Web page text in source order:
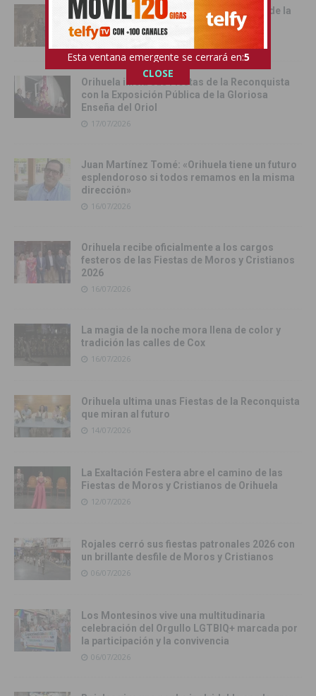
Cox vive su día grande con la procesión de la
Virgen del Carmen
17/07/2026
Orihuela inicia sus Fiestas de la Reconquista
con la Exposición Pública de la Gloriosa
Enseña del Oriol
17/07/2026
Juan Martínez Tomé: «Orihuela tiene un futuro
esplendoroso si todos remamos en la misma
dirección»
16/07/2026
Orihuela recibe oficialmente a los cargos
festeros de las Fiestas de Moros y Cristianos
2026
16/07/2026
La magia de la noche mora llena de color y
tradición las calles de Cox
16/07/2026
Orihuela ultima unas Fiestas de la Reconquista
que miran al futuro
14/07/2026
La Exaltación Festera abre el camino de las
Fiestas de Moros y Cristianos de Orihuela
12/07/2026
Rojales cerró sus fiestas patronales 2026 con
un brillante desfile de Moros y Cristianos
06/07/2026
Los Montesinos vive una multitudinaria
celebración del Orgullo LGTBIQ+ marcada por
la participación y la convivencia
06/07/2026
Esta ventana emergente se cerrará en:4
CLOSE